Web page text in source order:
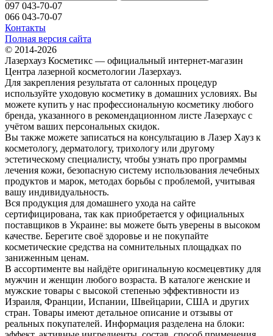
097 043-70-07
066 043-70-07
Контакты
Полная версия сайта
© 2014-2026
Лазерхауз Косметикс — официальный интернет-магазин
Центра лазерной косметологии Лазерхауз.
Для закрепления результата от салонных процедур
используйте уходовую косметику в домашних условиях. Вы
можете купить у нас профессиональную косметику любого
бренда, указанного в рекомендационном листе Лазерхаус с
учётом ваших персональных скидок.
Вы также можете записаться на консультацию в Лазер Хауз к
косметологу, дерматологу, трихологу или другому
эстетическому специалисту, чтобы узнать про программы
лечения кожи, безопасную систему использования лечебных
продуктов и марок, методах борьбы с проблемой, учитывая
вашу индивидуальность.
Вся продукция для домашнего ухода на сайте
сертифицирована, так как приобретается у официальных
поставщиков в Украине: вы можете быть уверены в высоком
качестве. Берегите своё здоровье и не покупайте
косметические средства на сомнительных площадках по
заниженным ценам.
В ассортименте вы найдёте оригинальную космецевтику для
мужчин и женщин любого возраста. В каталоге женские и
мужские товары с высокой степенью эффективности из
Израиля, Франции, Испании, Швейцарии, США и других
стран. Товары имеют детальное описание и отзывы от
реальных покупателей. Информация разделена на блоки: